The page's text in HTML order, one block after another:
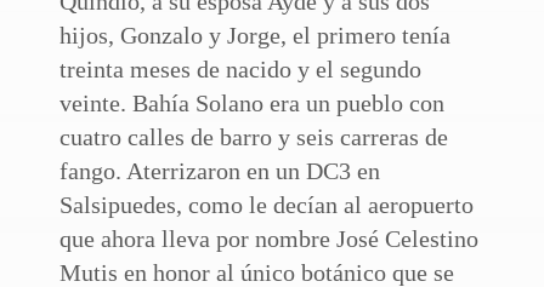
hijos, Gonzalo y Jorge, el primero tenía
treinta meses de nacido y el segundo
veinte. Bahía Solano era un pueblo con
cuatro calles de barro y seis carreras de
fango. Aterrizaron en un DC3 en
Salsipuedes, como le decían al aeropuerto
que ahora lleva por nombre José Celestino
Mutis en honor al único botánico que se